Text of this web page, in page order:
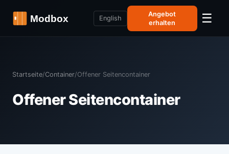
English
Angebot
erhalten
☰
Startseite/Container/Offener Seitencontainer
Offener Seitencontainer